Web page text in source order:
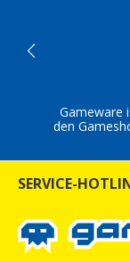
Gameware
den
SERVICE-